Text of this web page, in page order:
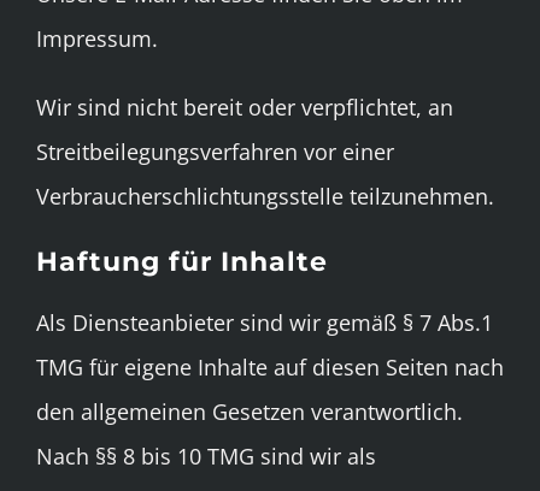
Impressum.
Wir sind nicht bereit oder verpflichtet, an
Streitbeilegungsverfahren vor einer
Verbraucherschlichtungsstelle teilzunehmen.
Haftung für Inhalte
Als Diensteanbieter sind wir gemäß § 7 Abs.1
TMG für eigene Inhalte auf diesen Seiten nach
den allgemeinen Gesetzen verantwortlich.
Nach §§ 8 bis 10 TMG sind wir als